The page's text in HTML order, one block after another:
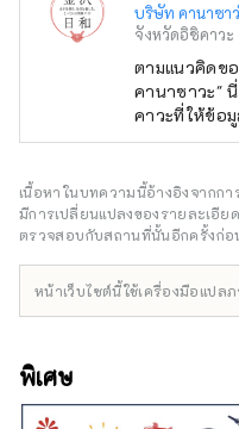
บริษัท คานาซา
จังหวัดอิชิคาวะ
ตามแนวคิดข
คานาซาวะ"
คาวะที่ให้ข้อ
ร้านค้าใหม่ กิ
มือกับสื่อต่าง
ไทย และเวีย
เนื้อหาในบทความนี้อ้างอิงจากก
มีการเปลี่ยนแปลงของรายละเอี
ตรวจสอบกับสถานที่นั้นอีกครั้งก่อ
หน้าเว็บไซต์นี้ใช้เครื่องมือแปล
พิเศษ